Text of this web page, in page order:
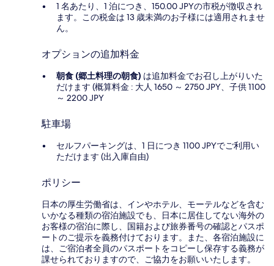
1 名あたり、1 泊につき、150.00 JPYの市税が徴収され
ます。この税金は 13 歳未満のお子様には適用されませ
ん。
オプションの追加料金
朝食 (郷土料理の朝食) は追加料金でお召し上がりいた
だけます (概算料金 : 大人 1650 ～ 2750 JPY、子供 1100
～ 2200 JPY
駐車場
セルフパーキングは、1 日につき 1100 JPYでご利用い
ただけます (出入庫自由)
ポリシー
日本の厚生労働省は、インやホテル、モーテルなどを含む
いかなる種類の宿泊施設でも、日本に​居住してない海外の
お客様の宿泊に際し、国籍および旅券番号の確認とパスポ
ートのご提示を義務付け​ております。また、各宿泊施設に
は、ご宿泊者全員のパスポートをコピーし保存する義務が
課せられておりますの​で、ご協力をお願いいたします。